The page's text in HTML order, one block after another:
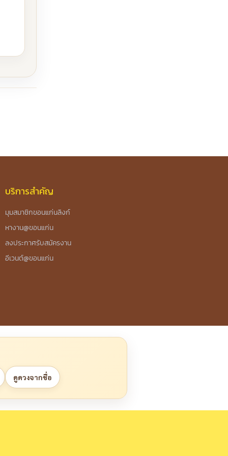
บริการสำคัญ
มุมสมาชิกขอนแก่นลิงก์
หางาน@ขอนแก่น
ลงประกาศรับสมัครงาน
อีเวนต์@ขอนแก่น
ดูดวงจากชื่อ